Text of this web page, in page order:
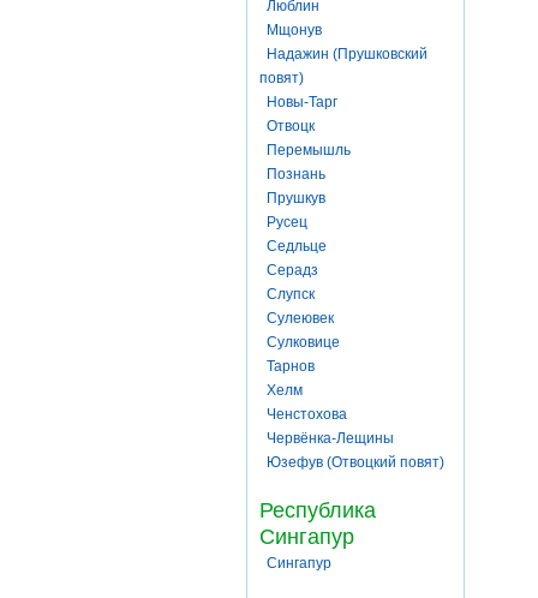
Люблин
Мщонув
Надажин (Прушковский
повят)
Новы-Тарг
Отвоцк
Перемышль
Познань
Прушкув
Русец
Седльце
Серадз
Слупск
Сулеювек
Сулковице
Тарнов
Хелм
Ченстохова
Червёнка-Лещины
Юзефув (Отвоцкий повят)
Республика
Сингапур
Сингапур